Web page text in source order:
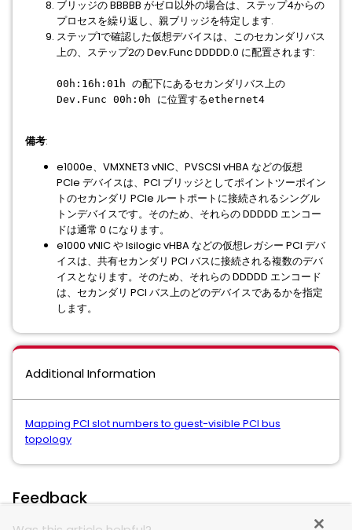
ブリッジの BBBBB がゼロ以外の場合は、ステップ4からの
プロセスを繰り返し、親ブリッジを特定します.
ステップ1で確認した仮想デバイスは、このセカンダリバス
上の、ステップ2の Dev.Func DDDDD.0 に配置されます:
00h:16h:01h の配下にあるセカンダリバス上の
Dev.Func 00h:0h に位置するethernet4
備考:
e1000e、VMXNET3 vNIC、PVSCSI vHBA などの仮想
PCIe デバイスは、PCI ブリッジとしてポイントツーポイン
トのセカンダリ PCIe ルートポートに接続されるシングル
トンデバイスです。そのため、それらの DDDDD エンコー
ドは通常 0 になります。
e1000 vNIC や lsilogic vHBA などの仮想レガシー PCI デバ
イスは、共有セカンダリ PCI バスに接続される複数のデバ
イスとなります。そのため、それらの DDDDD エンコード
は、セカンダリ PCI バス上のどのデバイスであるかを指定
します。
Additional Information
Mapping PCI slot numbers to guest-visible PCI bus
topology
Feedback